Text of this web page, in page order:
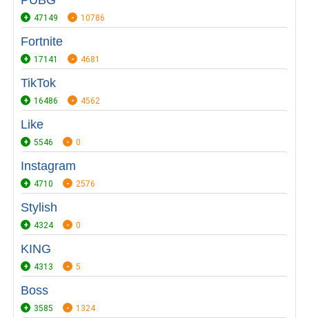
47149 10786
Fortnite
17141 4681
TikTok
16486 4562
Like
5546 0
Instagram
4710 2576
Stylish
4324 0
KING
4313 5
Boss
3585 1324